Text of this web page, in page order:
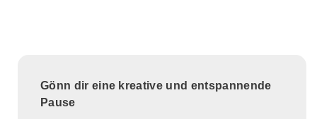
Gönn dir eine kreative und entspannende
Pause